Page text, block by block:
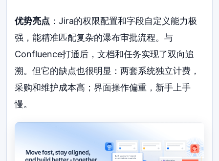
优势亮点 ：Jira的权限配置和字段自定义能力极
强，能精准匹配复杂的瀑布审批流程。与
Confluence打通后，文档和任务实现了双向追
溯。但它的缺点也很明显：两套系统独立计费，
采购和维护成本高；界面操作偏重，新手上手
慢。